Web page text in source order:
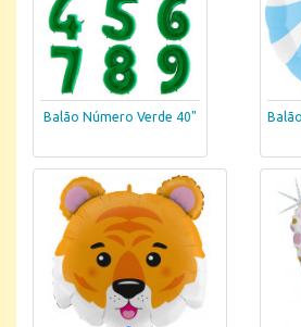
Balão Número Verde 40"